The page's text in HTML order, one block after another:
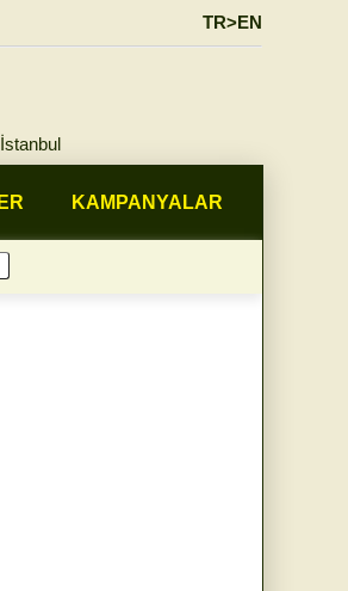
TR>EN
KAMPANYALAR